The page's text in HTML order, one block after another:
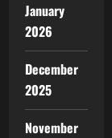
January
2026
December
2025
November